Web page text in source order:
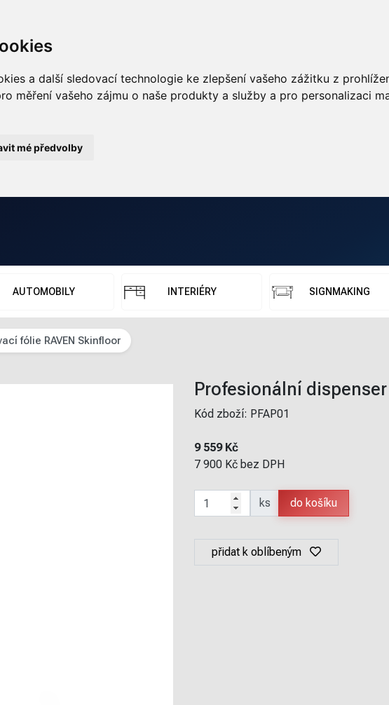
a další sledovací technologie ke zlepšení vašeho zážitku z
měření vašeho zájmu o naše produkty a služby a pro personalizaci
mé předvolby
AUTOMOBILY INTERIÉRY SIGNMAKING
fólie RAVEN Skinfloor
Profesionální
Kód zboží: PFAP01
9 559 Kč
7 900 Kč bez DPH
ks
přidat k oblíbeným